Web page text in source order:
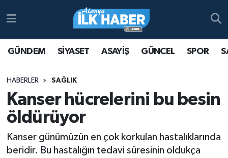
GÜNDEM SİYASET ASAYİŞ GÜNCEL SPOR
HABERLER SAĞLIK
Kanser hücrelerini bu besin
öldürüyor
Kanser günümüzün en çok korkulan hastalıklarında
beridir. Bu hastalığın tedavi süresinin oldukça
Antalya Nöbetçi Eczaneler
Antalya Namaz Vakitleri
Antalya Trafik Yoğunluk Haritası
Süper Lig Puan Durumu ve Fikstür